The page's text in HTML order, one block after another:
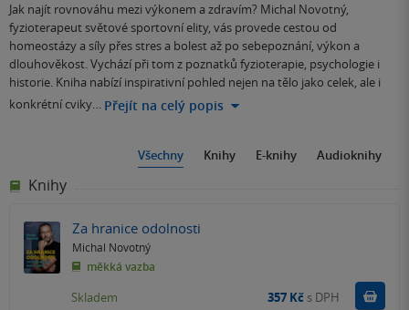
Jak najít rovnováhu mezi výkonem a zdravím? Michal Novotný,
fyzioterapeut světové sportovní elity, vás provede cestou od
homeostázy a síly přes stres a bolest až po sebepoznání, výkon a
dlouhověkost. Vychází při tom z poznatků fyzioterapie, psychologie i
historie. Kniha nabízí inspirativní pohled nejen na tělo jako celek, ale i
konkrétní cviky… Přejít na celý popis
Všechny Knihy E-knihy Audioknihy
Knihy
Za hranice odolnosti
Michal Novotný
měkká vazba
Skladem 357 Kč s DPH